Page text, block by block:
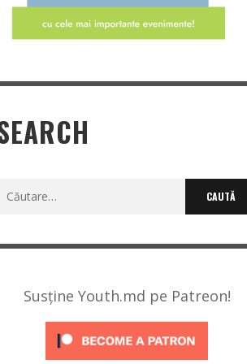
Susține Youth.md pe Patreon!